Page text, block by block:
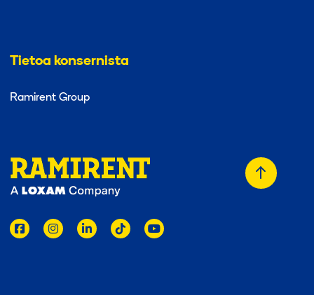
Tietoa konsernista
Ramirent Group
Takaisin